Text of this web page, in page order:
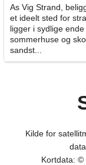
As Vig Strand,
et ideelt sted for
ligger i sydlige
sommerhuse og
sandst...
Kilde for
Kortdata: ©